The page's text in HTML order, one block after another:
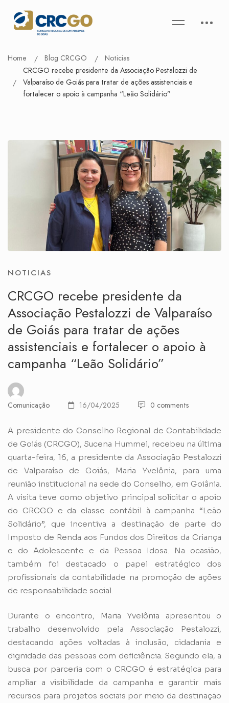
Home Blog CRCGO
Noticias
CRCGO recebe presidente da Associação Pestalozzi de
Valparaíso de Goiás para tratar de ações assistenciais e
fortalecer o apoio à campanha “Leão Solidário”
NOTICIAS
CRCGO recebe presidente da
Associação Pestalozzi de Valparaíso
de Goiás para tratar de ações
assistenciais e fortalecer o apoio à
campanha “Leão Solidário”
Comunicação 16/04/2025 0 comments
A presidente do Conselho Regional de Contabilidade
de Goiás (CRCGO), Sucena Hummel, recebeu na última
quarta-feira, 16, a presidente da Associação Pestalozzi
de Valparaíso de Goiás, Maria Yvelônia, para uma
reunião institucional na sede do Conselho, em Goiânia.
A visita teve como objetivo principal solicitar o apoio
do CRCGO e da classe contábil à campanha “Leão
Solidário”, que incentiva a destinação de parte do
Imposto de Renda aos Fundos dos Direitos da Criança
e do Adolescente e da Pessoa Idosa. Na ocasião,
também foi destacado o papel estratégico dos
profissionais da contabilidade na promoção de ações
de responsabilidade social.
Durante o encontro, Maria Yvelônia apresentou o
trabalho desenvolvido pela Associação Pestalozzi,
destacando ações voltadas à inclusão, cidadania e
dignidade das pessoas com deficiência. Segundo ela, a
busca por parceria com o CRCGO é estratégica para
ampliar a visibilidade da campanha e garantir mais
recursos para projetos sociais por meio da destinação